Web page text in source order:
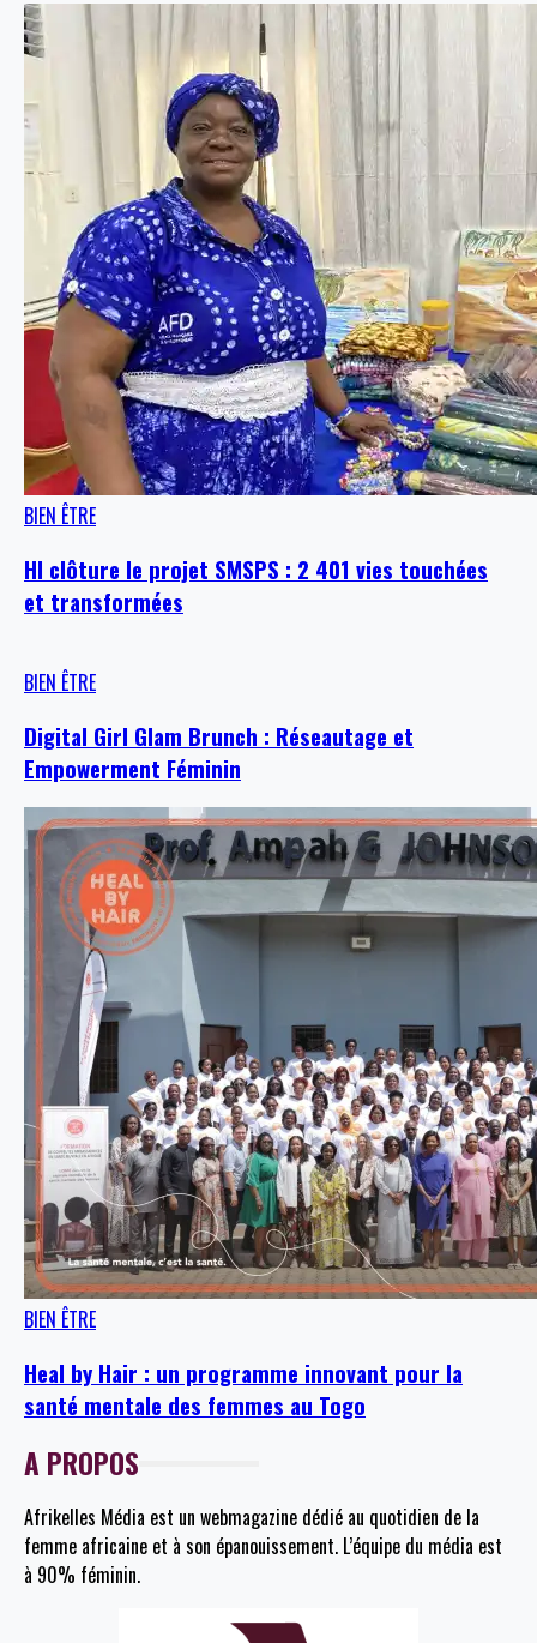
BIEN ÊTRE
HI clôture le projet SMSPS : 2 401 vies touchées
et transformées
BIEN ÊTRE
Digital Girl Glam Brunch : Réseautage et
Empowerment Féminin
BIEN ÊTRE
Heal by Hair : un programme innovant pour la
santé mentale des femmes au Togo
A PROPOS
Afrikelles Média est un webmagazine dédié au quotidien de la
femme africaine et à son épanouissement. L’équipe du média est
à 90% féminin.